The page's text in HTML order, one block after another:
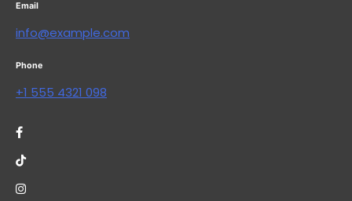
Email
info@example.com
Phone
+1 555 4321 098